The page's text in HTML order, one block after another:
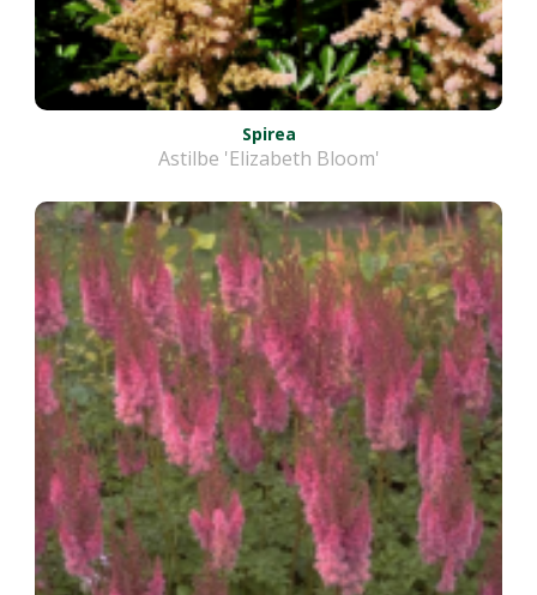
Spirea
Astilbe 'Elizabeth Bloom'